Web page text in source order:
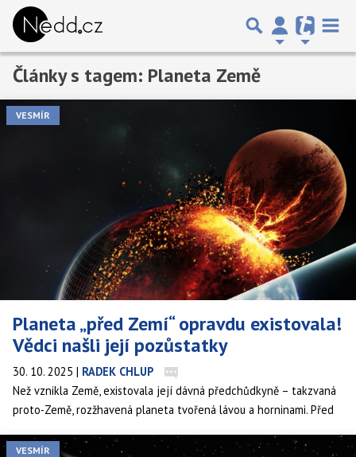
Články s tagem: Planeta Země
VESMÍR
Planeta „před Zemí“ opravdu existovala!
Vědci našli její pozůstatky
30. 10. 2025 | RADEK CHLUP
Než vznikla Země, existovala její dávná předchůdkyně – takzvaná
proto-Země, rozžhavená planeta tvořená lávou a horninami. Před
které ji téměř zničilo a zároveň vytvořilo Měsíc. Vědci se domnívali,
VESMÍR
Předchozí